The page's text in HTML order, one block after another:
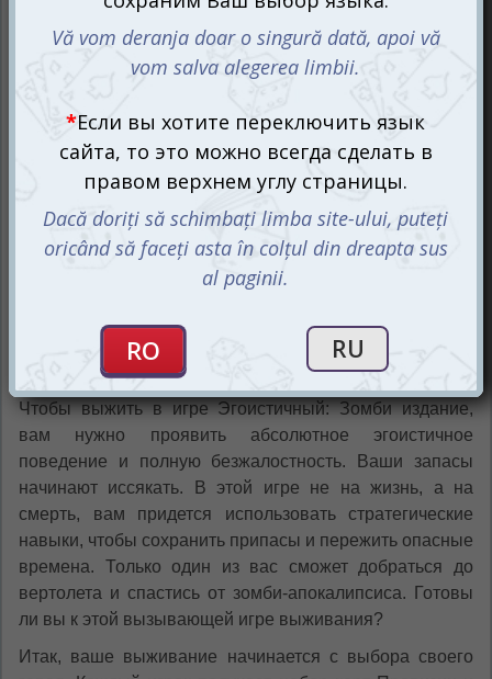
Ваш арсенал для выживания включает: 5 карточек
игровые карты, 5 справочных карт, карту вертолета и
зомби кубик.
Чтобы выжить в игре Эгоистичный: Зомби издание,
вам нужно проявить абсолютное эгоистичное
поведение и полную безжалостность. Ваши запасы
начинают иссякать. В этой игре не на жизнь, а на
смерть, вам придется использовать стратегические
навыки, чтобы сохранить припасы и пережить опасные
времена. Только один из вас сможет добраться до
вертолета и спастись от зомби-апокалипсиса. Готовы
ли вы к этой вызывающей игре выживания?
Итак, ваше выживание начинается с выбора своего